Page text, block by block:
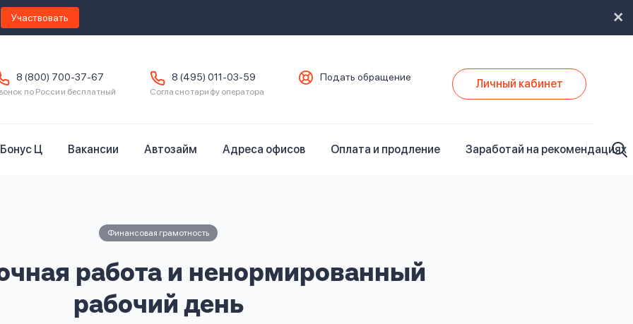
Участвовать
8 (800) 700-37-67
по России бесплатный
8 (495) 011-03-59
Согласно тарифу оператора
Подать обращение Личный кабинет
Бонус Ц Вакансии Автозайм Адреса офисов Оплата и продление Заработай на рекомендациях
Финансовая грамотность
работа и ненормированный
рабочий день